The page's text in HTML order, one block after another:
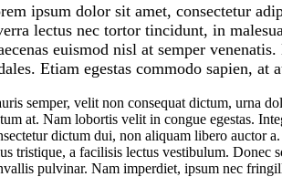
ipsum dolor sit amet, consectetur
lectus nec tortor tincidunt, in
euismod nisl at semper
Etiam egestas commodo sapien, at
semper, velit non consequat dictum, urna
at. Nam lobortis velit in congue egestas.
dictum dui, non aliquam libero auctor
tristique, a facilisis lectus vestibulum. Donec
pulvinar. Nam imperdiet, ipsum nec